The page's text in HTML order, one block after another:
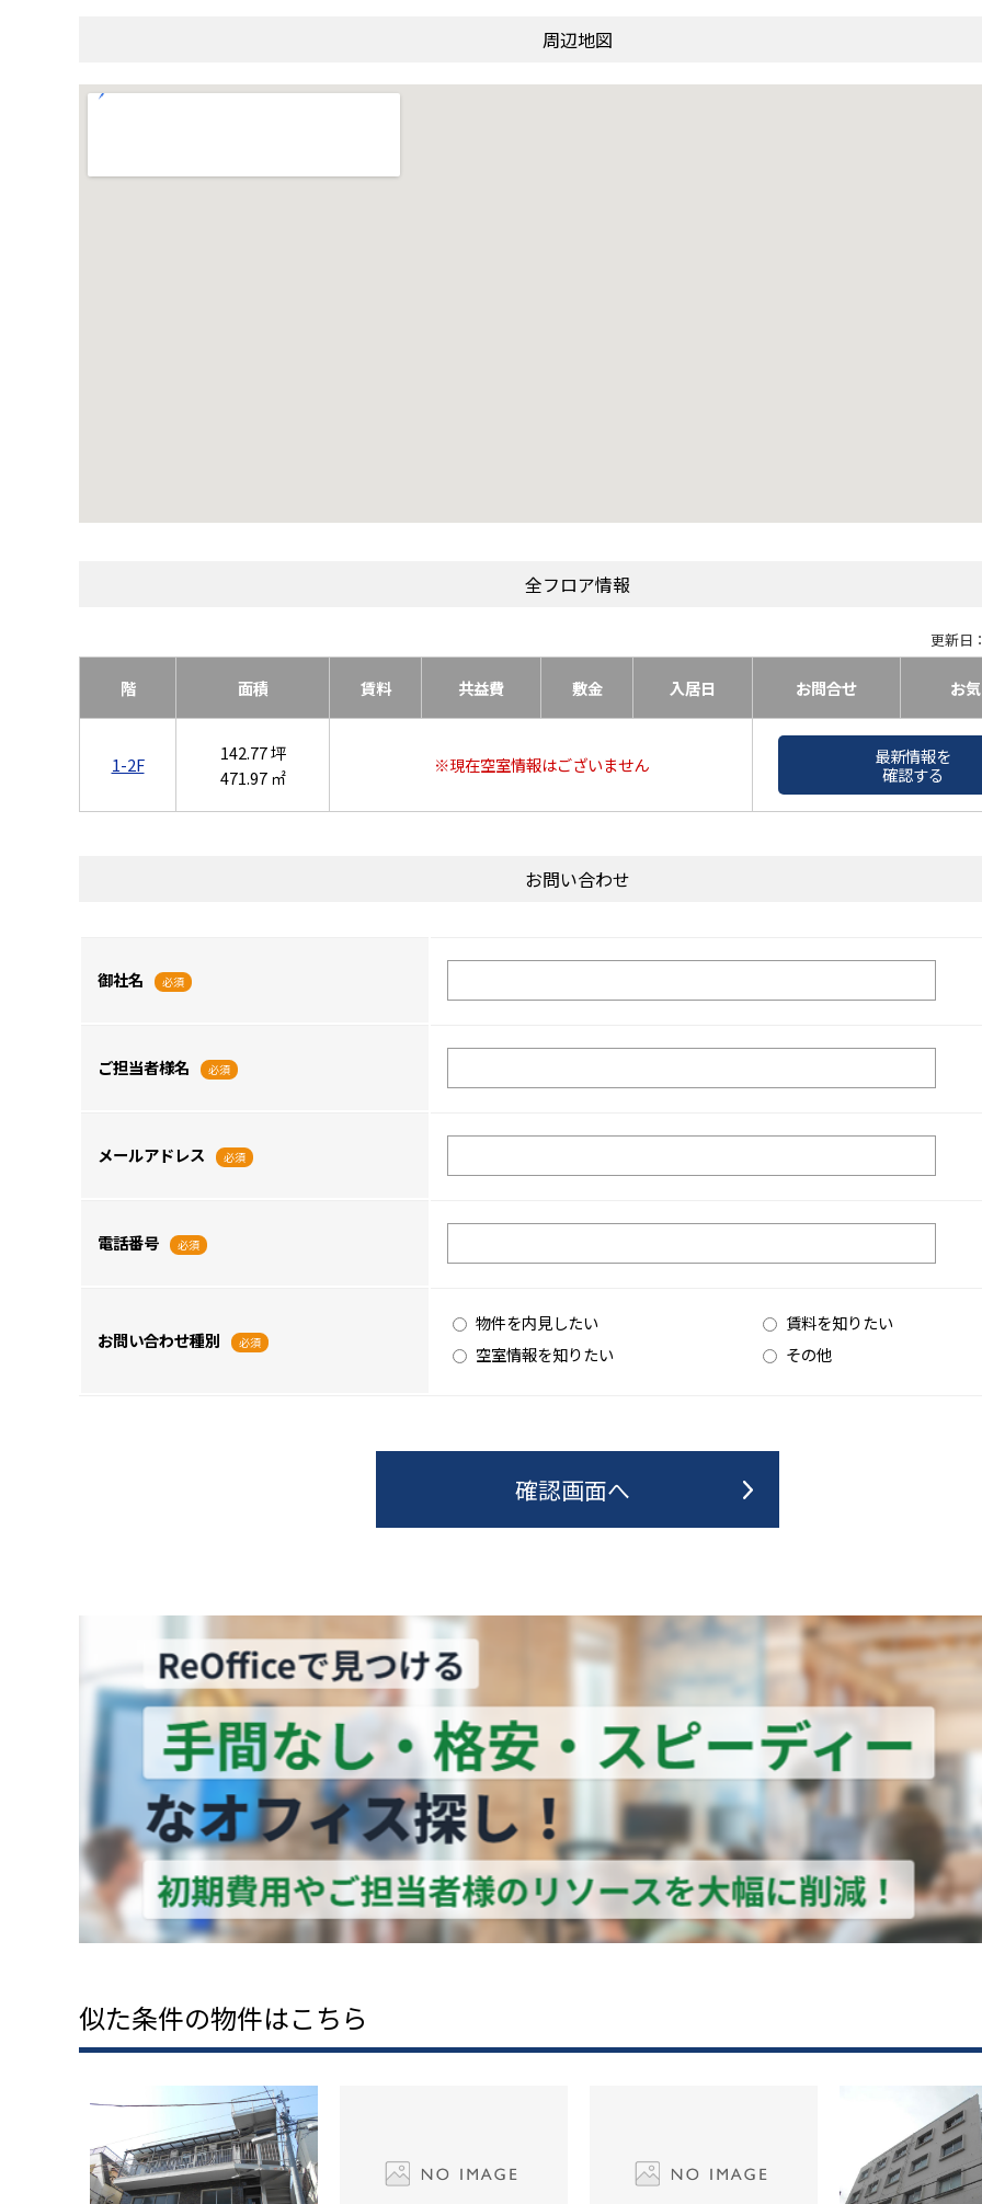
周辺地図
全フロア情報
更新日
階 面積 賃料 共益費 敷金 入居日 お問合せ お
1-2F
142.77 坪
471.97 ㎡
※現在空室情報はございません
最新情報を
確認する
お問い合わせ
御社名 必須
ご担当者様名 必須
メールアドレス 必須
電話番号 必須
お問い合わせ種別 必須
物件を内見したい
賃料を知りたい
空室情報を知りたい
その他
似た条件の物件はこちら